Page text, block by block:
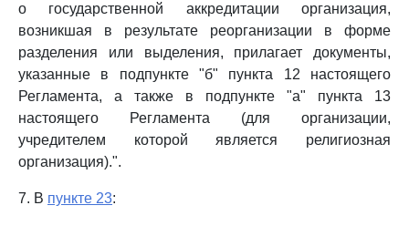
о государственной аккредитации организация,
возникшая в результате реорганизации в форме
разделения или выделения, прилагает документы,
указанные в подпункте "б" пункта 12 настоящего
Регламента, а также в подпункте "а" пункта 13
настоящего Регламента (для организации,
учредителем которой является религиозная
организация).".
7. В пункте 23: